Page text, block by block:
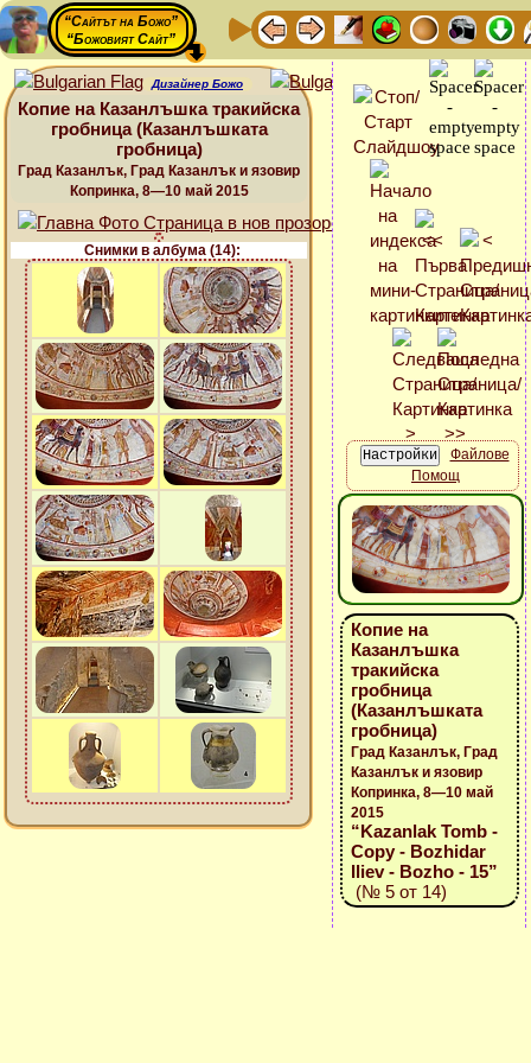
“Сайтът на Божо”
“Божовият Сайт”
Дизайнер Божо
Копие на Казанлъшка тракийска
гробница (Казанлъшката
гробница)
Град Казанлък, Град Казанлък и язовир
Копринка, 8—10 май 2015
Снимки в албума (14):
Файлове
Помощ
Копие на
Казанлъшка
тракийска
гробница
(Казанлъшката
гробница)
Град Казанлък, Град
Казанлък и язовир
Копринка, 8—10 май
2015
“Kazanlak Tomb -
Copy - Bozhidar
Iliev - Bozho - 15”
(№ 5 от 14)